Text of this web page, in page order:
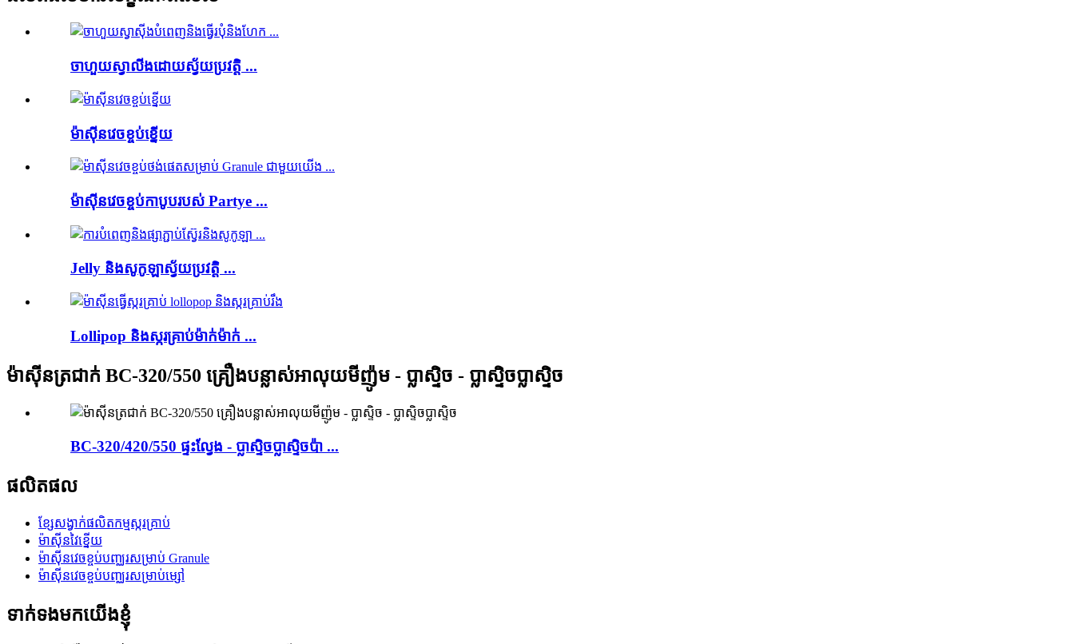
ចាហួយស្វាលីងដោយស្វ័យប្រវត្តិ ...
ម៉ាស៊ីនវេចខ្ចប់ខ្នើយ
ម៉ាស៊ីនវេចខ្ចប់កាបូបរបស់ Partye ...
Jelly និងសូកូឡាស្វ័យប្រវត្តិ ...
Lollipop និងស្ករគ្រាប់ម៉ាក់ម៉ាក់ ...
ម៉ាស៊ីនត្រជាក់ BC-320/550 គ្រឿងបន្លាស់អាលុយមីញ៉ូម - ប្លាស្ទិច - ប្លាស្ទិចប្លាស្ទិច
BC-320/420/550 ផ្ទះល្វែង - ប្លាស្ទិចប្លាស្ទិចប៉ា ...
ផលិតផល
ខ្សែសង្វាក់ផលិតកម្មស្ករគ្រាប់
ម៉ាស៊ីនវៃខ្នើយ
ម៉ាស៊ីនវេចខ្ចប់បញ្ឈរសម្រាប់ Granule
ម៉ាស៊ីនវេចខ្ចប់បញ្ឈរសម្រាប់ម្សៅ
ទាក់ទងមកយើងខ្ញុំ